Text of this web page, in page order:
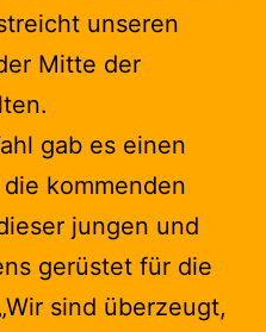
unseren
Mitte der
gab es einen
kommenden
jungen und
gerüstet für die
sind überzeugt,